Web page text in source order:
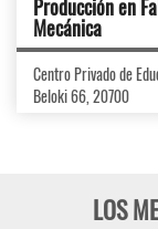
Producción en
Mecánica
Centro Privado de
Beloki 66, 20700
LOS